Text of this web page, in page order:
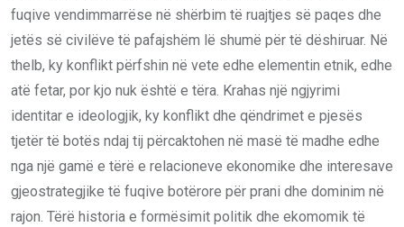
fuqive vendimmarrëse në shërbim të ruajtjes së paqes dhe
jetës së civilëve të pafajshëm lë shumë për të dëshiruar. Në
thelb, ky konflikt përfshin në vete edhe elementin etnik, edhe
atë fetar, por kjo nuk është e tëra. Krahas një ngjyrimi
identitar e ideologjik, ky konflikt dhe qëndrimet e pjesës
tjetër të botës ndaj tij përcaktohen në masë të madhe edhe
nga një gamë e tërë e relacioneve ekonomike dhe interesave
gjeostrategjike të fuqive botërore për prani dhe dominim në
rajon. Tërë historia e formësimit politik dhe ekomomik të